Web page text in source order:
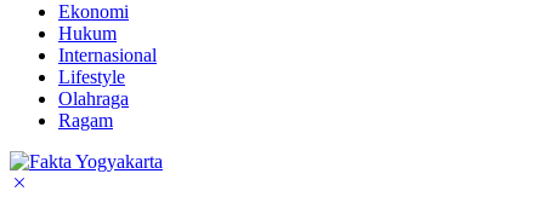
Ekonomi
Hukum
Internasional
Lifestyle
Olahraga
Ragam